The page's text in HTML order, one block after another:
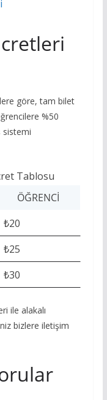
göre, tam bilet
%50
sistemi
Tablosu
ÖĞRENCI
₺20
₺25
₺30
ile alakalı
bizlere iletişim